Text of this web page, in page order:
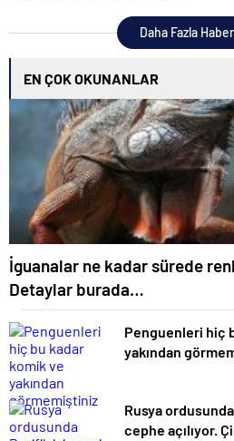
Daha Fazla
EN ÇOK OKUNANLAR
İguanalar ne kadar sürede
Detaylar burada…
Penguenleri hiç
yakından
Rusya
cephe açılıyor.